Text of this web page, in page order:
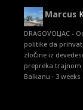
Marcus
DRAGOVOLJAC -
politike da
zločine iz
prepreka trajnom
Balkanu · 3 weeks